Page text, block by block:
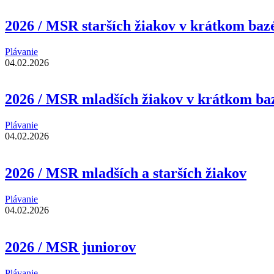
2026 / MSR starších žiakov v krátkom
Plávanie
04.02.2026
2026 / MSR mladších žiakov v krátkom
Plávanie
04.02.2026
2026 / MSR mladších a starších žiakov
Plávanie
04.02.2026
2026 / MSR juniorov